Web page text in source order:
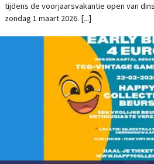
tijdens de voorjaarsvakantie open van
zondag 1 maart 2026. [...]